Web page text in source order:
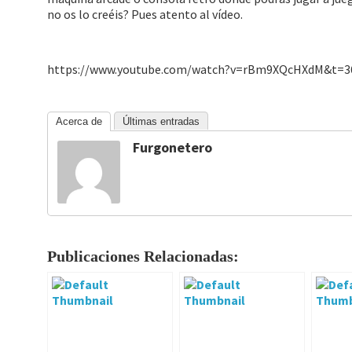
no os lo creéis? Pues atento al vídeo.
https://www.youtube.com/
Acerca de Últimas entradas
Furgonetero
Publicaciones Relacionadas: